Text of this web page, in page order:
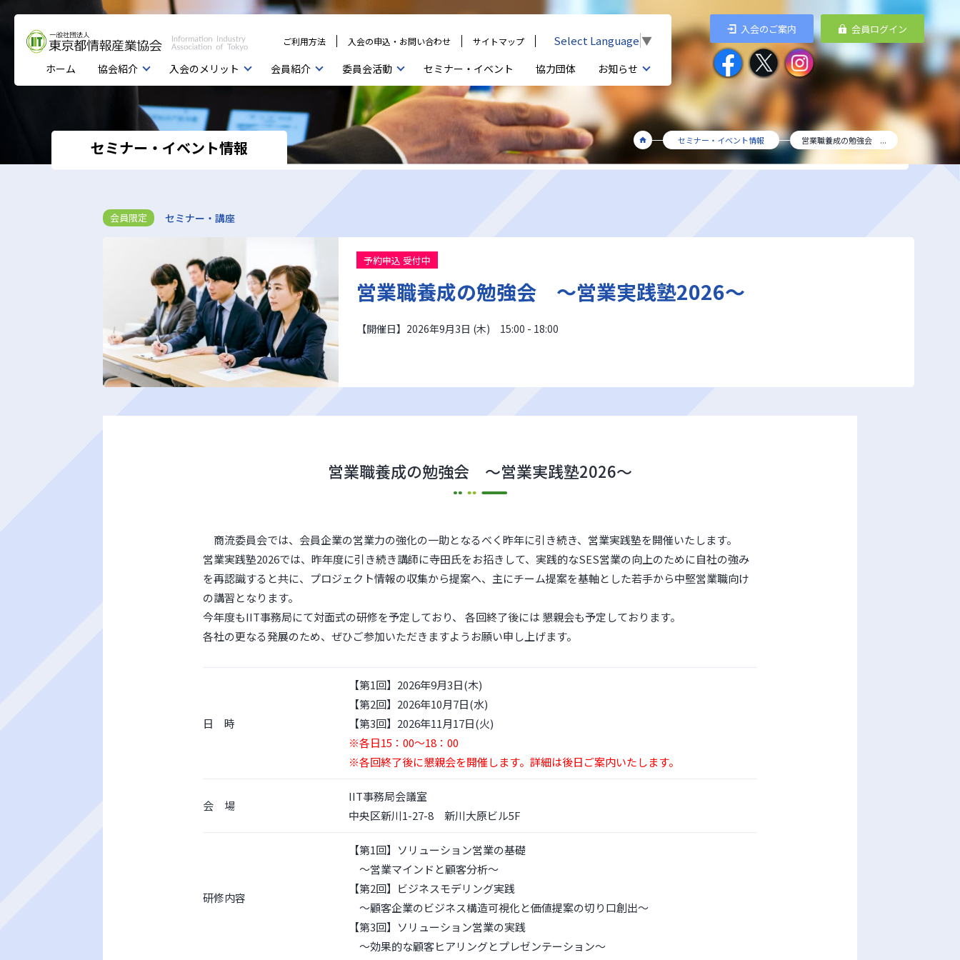
Select Language ▼
ご利用方法 入会の申込・お問い合わせ サイトマップ
ホーム 協会紹介 入会のメリット 会員紹介 委員会活動 セミナー・イベント 協力団体 お知らせ
入会のご案内 会員ログイン
セミナー・イベント情報 セミナー・イベント情報 営業職養成の勉強会 ...
セミナー・講座
会員限定
予約申込 受付中
営業職養成の勉強会 ～営業実践塾2026～
【開催日】2026年9月3日 (木) 15:00 - 18:00
営業職養成の勉強会 ～営業実践塾2026～
商流委員会では、会員企業の営業力の強化の一助となるべく昨年に引き続き、営業実践塾を開催いたします。
営業実践塾2026では、昨年度に引き続き講師に寺田氏をお招きして、実践的なSES営業の向上のために自社の強み
を再認識すると共に、プロジェクト情報の収集から提案へ、主にチーム提案を基軸とした若手から中堅営業職向け
の講習となります。
今年度もIIT事務局にて対面式の研修を予定しており、 各回終了後には 懇親会も予定しております。
各社の更なる発展のため、ぜひご参加いただきますようお願い申し上げます。
日 時
【第1回】2026年9月3日(木)
【第2回】2026年10月7日(水)
【第3回】2026年11月17日(火)
※各日15：00～18：00
※各回終了後に懇親会を開催します。詳細は後日ご案内いたします。
会 場
IIT事務局会議室
中央区新川1-27-8 新川大原ビル5F
研修内容
【第1回】ソリューション営業の基礎
～営業マインドと顧客分析～
【第2回】ビジネスモデリング実践
～顧客企業のビジネス構造可視化と価値提案の切り口創出～
【第3回】ソリューション営業の実践
～効果的な顧客ヒアリングとプレゼンテーション～